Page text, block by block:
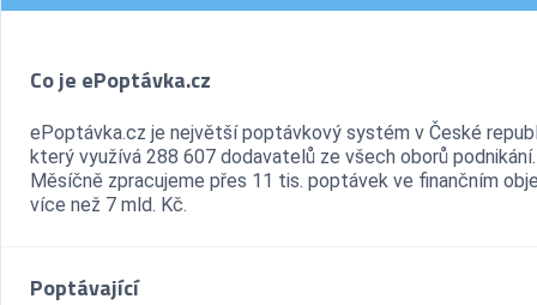
Co je ePoptávka.cz
ePoptávka.cz je největší poptávkový systém v České
který využívá 288 607 dodavatelů ze všech oborů podnikání.
Měsíčně zpracujeme přes 11 tis. poptávek ve finančním
více než 7 mld. Kč.
Poptávající